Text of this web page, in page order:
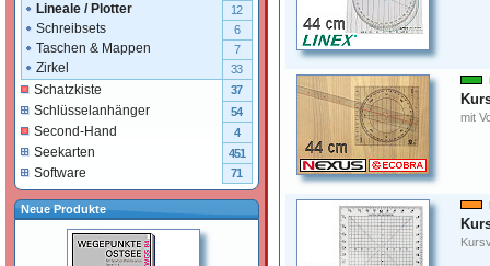
mit
Lineale / Plotter 12
Schreibsets 6
Taschen & Mappen 7
Zirkel 33
Schatzkiste 37
Schlüsselanhänger 54
Second-Hand 4
Seekarten 451
Software 71
Neue Produkte